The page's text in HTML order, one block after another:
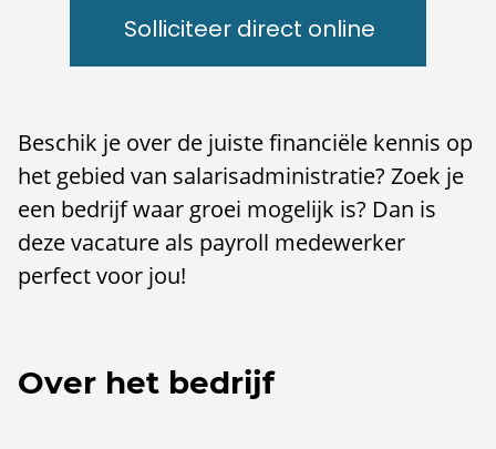
Solliciteer direct online
Beschik je over de juiste financiële kennis op
het gebied van salarisadministratie? Zoek je
een bedrijf waar groei mogelijk is? Dan is
deze vacature als payroll medewerker
perfect voor jou!
Over het bedrijf